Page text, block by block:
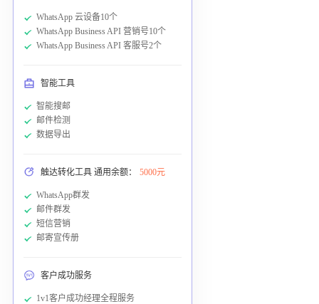
WhatsApp 云设备10个
WhatsApp Business API 营销号10个
WhatsApp Business API 客服号2个
智能工具
智能搜邮
邮件检测
数据导出
触达转化工具 通用余额： 5000元
WhatsApp群发
邮件群发
短信营销
邮寄宣传册
客户成功服务
1v1客户成功经理全程服务